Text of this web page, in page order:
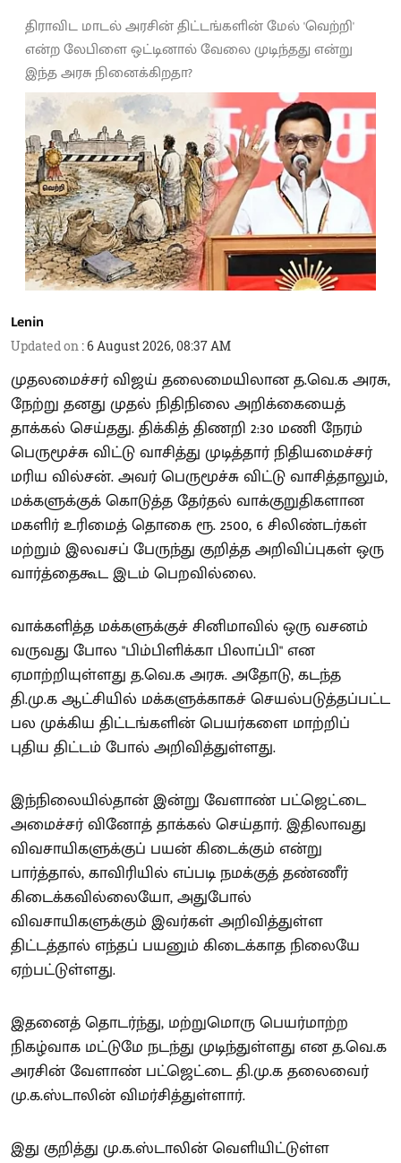
திராவிட மாடல் அரசின் திட்டங்களின் மேல் 'வெற்றி'
என்ற லேபிளை ஒட்டினால் வேலை முடிந்தது என்று
இந்த அரசு நினைக்கிறதா?
Lenin
Updated on :6 August 2026, 08:37 AM
முதலமைச்சர் விஜய் தலைமையிலான த.வெ.க அரசு,
நேற்று தனது முதல் நிதிநிலை அறிக்கையைத்
தாக்கல் செய்தது. திக்கித் திணறி 2:30 மணி நேரம்
பெருமூச்சு விட்டு வாசித்து முடித்தார் நிதியமைச்சர்
மரிய வில்சன். அவர் பெருமூச்சு விட்டு வாசித்தாலும்,
மக்களுக்குக் கொடுத்த தேர்தல் வாக்குறுதிகளான
மகளிர் உரிமைத் தொகை ரூ. 2500, 6 சிலிண்டர்கள்
மற்றும் இலவசப் பேருந்து குறித்த அறிவிப்புகள் ஒரு
வார்த்தைகூட இடம் பெறவில்லை.
வாக்களித்த மக்களுக்குச் சினிமாவில் ஒரு வசனம்
வருவது போல "பிம்பிளிக்கா பிலாப்பி" என
ஏமாற்றியுள்ளது த.வெ.க அரசு. அதோடு, கடந்த
தி.மு.க ஆட்சியில் மக்களுக்காகச் செயல்படுத்தப்பட்ட
பல முக்கிய திட்டங்களின் பெயர்களை மாற்றிப்
புதிய திட்டம் போல் அறிவித்துள்ளது.
இந்நிலையில்தான் இன்று வேளாண் பட்ஜெட்டை
அமைச்சர் வினோத் தாக்கல் செய்தார். இதிலாவது
விவசாயிகளுக்குப் பயன் கிடைக்கும் என்று
பார்த்தால், காவிரியில் எப்படி நமக்குத் தண்ணீர்
கிடைக்கவில்லையோ, அதுபோல்
விவசாயிகளுக்கும் இவர்கள் அறிவித்துள்ள
திட்டத்தால் எந்தப் பயனும் கிடைக்காத நிலையே
ஏற்பட்டுள்ளது.
இதனைத் தொடர்ந்து, மற்றுமொரு பெயர்மாற்ற
நிகழ்வாக மட்டுமே நடந்து முடிந்துள்ளது என த.வெ.க
அரசின் வேளாண் பட்ஜெட்டை தி.மு.க தலைவைர்
மு.க.ஸ்டாலின் விமர்சித்துள்ளார்.
இது குறித்து மு.க.ஸ்டாலின் வெளியிட்டுள்ள